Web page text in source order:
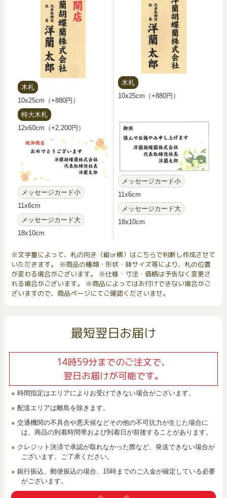
木札
10x25cm（+880円）
特大木札
12x60cm（+2,200円）
メッセージカード小
11x6cm
メッセージカード大
18x10cm
木札
10x25cm（+880円）
メッセージカード小
11x6cm
メッセージカード大
18x10cm
※文字量によって、札の向き（縦or横）はこちらで判断し作成させて
いただきます。 ※商品の種類・形状・鉢サイズ等により、札の位置
が変わる場合がございます。 ※仕様・寸法・価格は予告なく変更さ
れる場合がございます。 ※商品によってはお付けできない場合がご
ざいますので、商品ページにてご確認くださいませ。
最短翌日お届け
14時59分までのご注文で、
翌日お届けが可能です。
時間指定はエリアによりお受けできない場合がございます。
配送エリアは離島を除きます。
交通機関の不具合や悪天候などその他の不可抗力が生じた場合に
は、商品の到着時間帯および到着日が前後することがあります。
クレジット決済で承認が取れなかった際など、発送できない場合が
ございます。ご了承ください。
銀行振込、郵便振込の場合、15時までのご入金が確定している必要
がございます。